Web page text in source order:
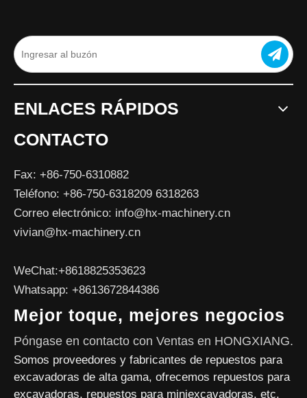
ENLACES RÁPIDOS
CONTACTO
Fax: +86-750-6310882
Teléfono: +86-750-6318209 6318263
Correo electrónico: info@hx-machinery.cn
vivian@hx-machinery.cn
WeChat:+8618825353623
Whatsapp: +8613672844386
Mejor toque, mejores negocios
Póngase en contacto con Ventas en HONGXIANG.
Somos proveedores y fabricantes de repuestos para
excavadoras de alta gama, ofrecemos repuestos para
excavadoras, repuestos para miniexcavadoras, etc.